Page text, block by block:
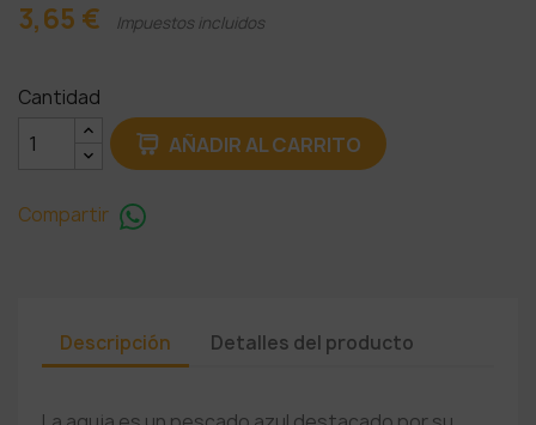
3,65 €
Impuestos incluidos
Cantidad
AÑADIR AL CARRITO
Compartir
Descripción Detalles del producto